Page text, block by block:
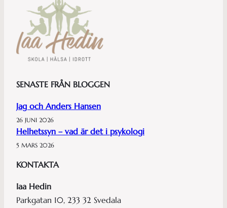
SENASTE FRÅN BLOGGEN
Jag och Anders Hansen
26 JUNI 2026
Helhetssyn – vad är det i psykologi
5 MARS 2026
KONTAKTA
Iaa Hedin
Parkgatan 10, 233 32 Svedala